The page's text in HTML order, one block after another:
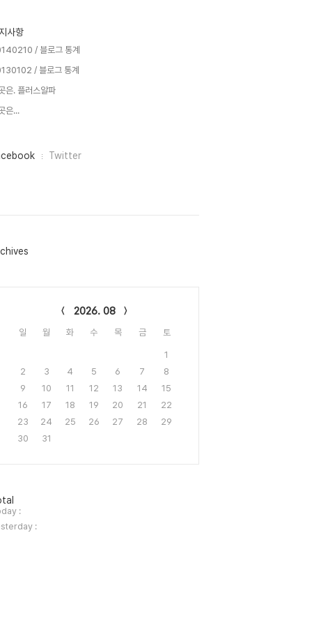
사항
/ 블로그 통계
/ 블로그 통계
은. 플러스알파
은...
Twitter
2026. 08
일 월 화 수 목 금 토
1
2
3 4 5 6 7
8
9
10 11 12 13 14
15
16
17 18 19 20 21
22
23
24 25 26 27 28
29
30
31
:
: